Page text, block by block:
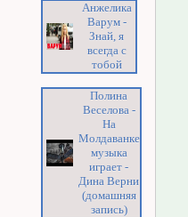
Анжелика
Варум -
Знай, я
всегда с
тобой
Полина
Веселова -
На
Молдаванке
музыка
играет -
Дина Верни
(домашняя
запись)